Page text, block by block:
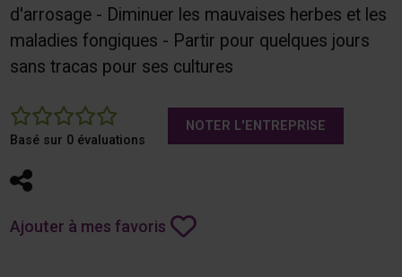
d'arrosage - Diminuer les mauvaises herbes et les
maladies fongiques - Partir pour quelques jours
sans tracas pour ses cultures
0
Basé sur 0 évaluations
NOTER L'ENTREPRISE
Partager
Ajouter à mes favoris